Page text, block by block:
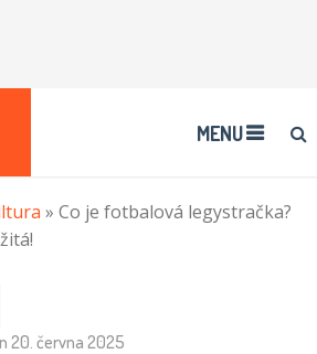
MENU
» Co je fotbalová legystračka?
20. června 2025